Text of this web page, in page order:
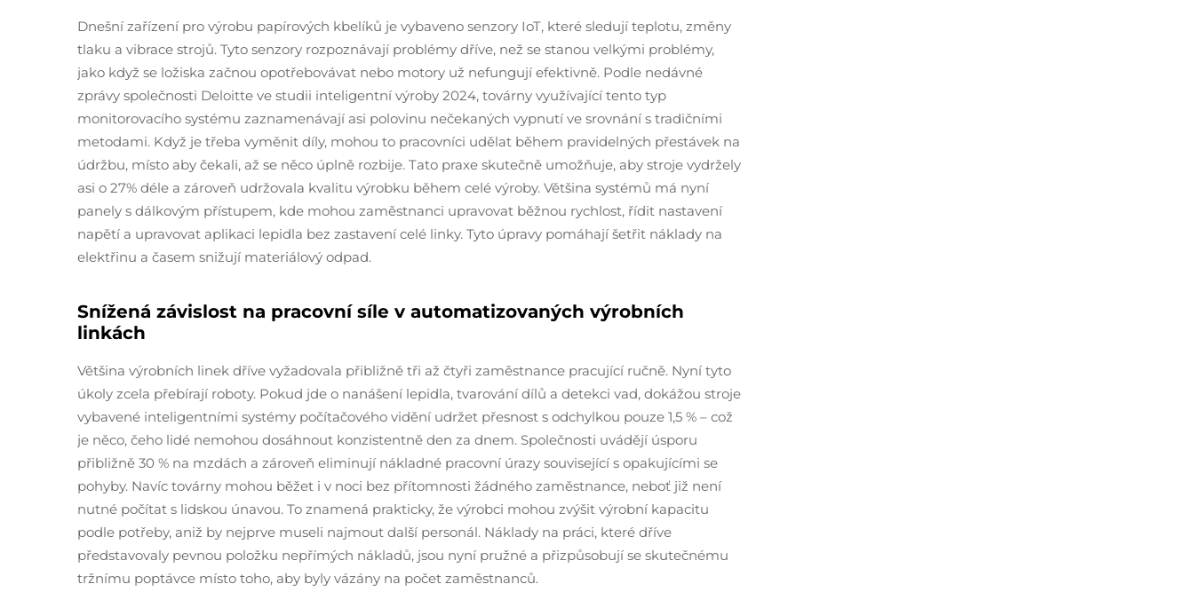
Dnešní zařízení pro výrobu papírových kbelíků je vybaveno senzory IoT, které sledují teplotu, změny
tlaku a vibrace strojů. Tyto senzory rozpoznávají problémy dříve, než se stanou velkými problémy,
jako když se ložiska začnou opotřebovávat nebo motory už nefungují efektivně. Podle nedávné
zprávy společnosti Deloitte ve studii inteligentní výroby 2024, továrny využívající tento typ
monitorovacího systému zaznamenávají asi polovinu nečekaných vypnutí ve srovnání s tradičními
metodami. Když je třeba vyměnit díly, mohou to pracovníci udělat během pravidelných přestávek na
údržbu, místo aby čekali, až se něco úplně rozbije. Tato praxe skutečně umožňuje, aby stroje vydržely
asi o 27% déle a zároveň udržovala kvalitu výrobku během celé výroby. Většina systémů má nyní
panely s dálkovým přístupem, kde mohou zaměstnanci upravovat běžnou rychlost, řídit nastavení
napětí a upravovat aplikaci lepidla bez zastavení celé linky. Tyto úpravy pomáhají šetřit náklady na
elektřinu a časem snižují materiálový odpad.
Snížená závislost na pracovní síle v automatizovaných výrobních
linkách
Většina výrobních linek dříve vyžadovala přibližně tři až čtyři zaměstnance pracující ručně. Nyní tyto
úkoly zcela přebírají roboty. Pokud jde o nanášení lepidla, tvarování dílů a detekci vad, dokážou stroje
vybavené inteligentními systémy počítačového vidění udržet přesnost s odchylkou pouze 1,5 % – což
je něco, čeho lidé nemohou dosáhnout konzistentně den za dnem. Společnosti uvádějí úsporu
přibližně 30 % na mzdách a zároveň eliminují nákladné pracovní úrazy související s opakujícími se
pohyby. Navíc továrny mohou běžet i v noci bez přítomnosti žádného zaměstnance, neboť již není
nutné počítat s lidskou únavou. To znamená prakticky, že výrobci mohou zvýšit výrobní kapacitu
podle potřeby, aniž by nejprve museli najmout další personál. Náklady na práci, které dříve
představovaly pevnou položku nepřímých nákladů, jsou nyní pružné a přizpůsobují se skutečnému
tržnímu poptávce místo toho, aby byly vázány na počet zaměstnanců.